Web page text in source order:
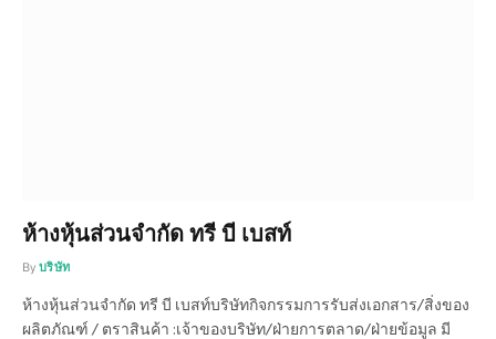
ห้างหุ้นส่วนจำกัด ทรี บี เบสท์
By บริษัท
ห้างหุ้นส่วนจำกัด ทรี บี เบสท์บริษัทกิจกรรมการรับส่งเอกสาร/สิ่งของ
ผลิตภัณฑ์ / ตราสินค้า :เจ้าของบริษัท/ฝ่ายการตลาด/ฝ่ายข้อมูล มี